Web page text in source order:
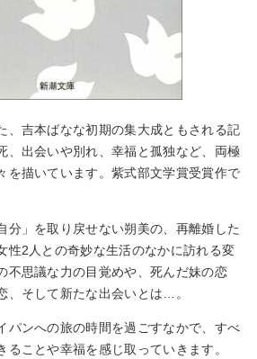
、吉本ばなな初期の集大成ともされる記
、出会いや別れ、幸福と孤独など、両極
を描いています。紫式部文学賞受賞作で
分」を取り戻せない朔美の、再離婚した
性2人との奇妙な生活のなかに訪れる変
不思議な力の目覚めや、死んだ妹の恋
、そして新たな出会いとは…。
パンへの旅の時間を過ごすなかで、すべ
ることや幸福を感じ取っていきます。